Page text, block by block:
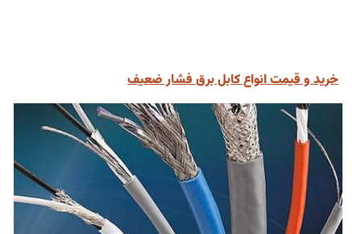
خرید و قیمت انواع کابل برق فشار ضعیف